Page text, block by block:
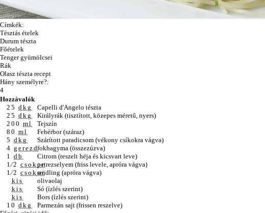
Címkék:
Tésztás ételek
Durum tészta
Főételek
Tenger gyümölcsei
Rák
Olasz tészta recept
Hány személyre?:
4
Hozzávalók
25dkg
Capelli d'Angelo tészta
25dkg
Királyrák (tisztított, közepes méretű, nyers)
200ml
Tejszín
80ml
Fehérbor (száraz)
5dkg
Szárított paradicsom (vékony csíkokra vágva)
4gerezdfokhagyma (összezúzva)
1db
Citrom (reszelt héja és kicsvart leve)
1⁄2csokorpetrezselyem (friss levele, apróra vágva)
1⁄2csokorsnidling (apróra vágva)
kis
olivaolaj
kis
Só (ízlés szerint)
kis
Bors (ízlés szerint)
10dkg
Parmezán sajt (frissen reszelve)